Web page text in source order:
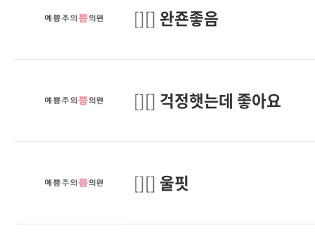
[][] 완죤좋음
[][] 걱정햇는데 좋아요
[][] 울핏